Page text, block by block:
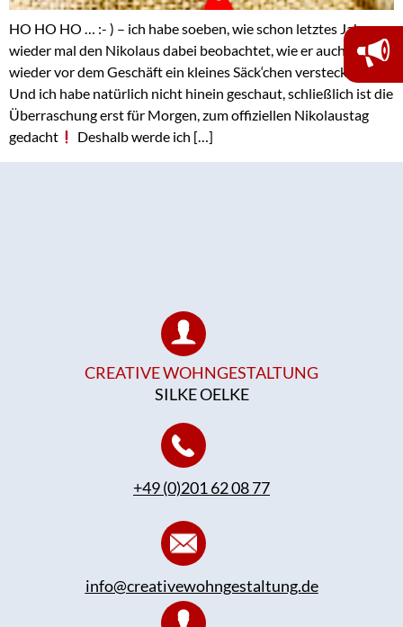
HO HO HO … :- ) – ich habe soeben, wie schon letztes Jahr,
wieder mal den Nikolaus dabei beobachtet, wie er auch bei uns
wieder vor dem Geschäft ein kleines Säck‘chen versteckte …
Und ich habe natürlich nicht hinein geschaut, schließlich ist die
Überraschung erst für Morgen, zum offiziellen Nikolaustag
gedacht
Deshalb werde ich […]
CREATIVE WOHNGESTALTUNG
SILKE OELKE
+49 (0)201 62 08 77
info@creativewohngestaltung.de